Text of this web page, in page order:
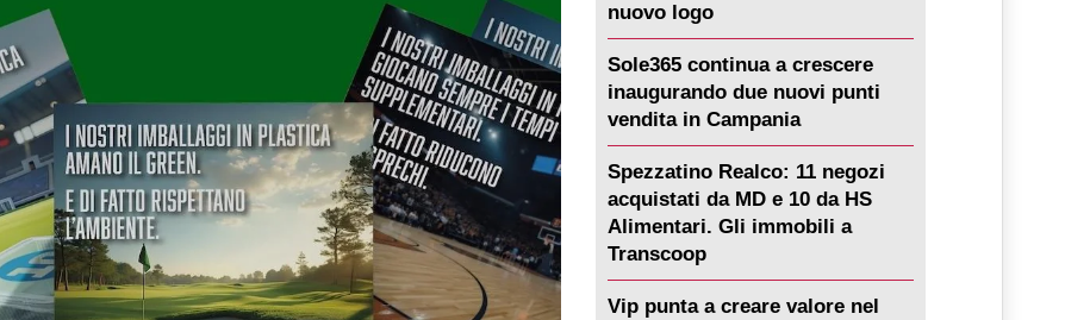
nuovo logo
Sole365 continua a crescere
inaugurando due nuovi punti
vendita in Campania
Spezzatino Realco: 11 negozi
acquistati da MD e 10 da HS
Alimentari. Gli immobili a
Transcoop
Vip punta a creare valore nel